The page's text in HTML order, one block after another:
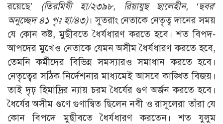
রয়েছে’
(তিরমিযী হা/২৩৯৮, রিয়াযুছ ছালেহীন, ‘ছবর’
অনুচ্ছেদ ৪১ পৃঃ হা/৪৩)। সুতরাং নেতাকে নেতৃত্ব দানের সময়
যে কোন কষ্ট, মুছীবতে ধৈর্যধারণ করতে হবে। শত বিপদ-
আপদের মুখেও নেতাকে যেমন অসীম ধৈর্যধারণ করতে হবে,
তেমনি কর্মীদের বিভিন্ন সমস্যারও সমাধান করতে হবে।
নেতৃত্বের সঠিক নির্দেশনার মাধ্যমেই আসবে কাঙ্খিত বিজয়।
তাই দৃঢ় হিমাদ্রির ন্যায় চরম ধৈর্যের গুণ অর্জন করতে হবে।
ধৈর্যের অসীম গুণে গুণান্বিত ছিলেন নবী ও রাসূলেরা তাঁরা যে
কোন বিপদে মুছীবতে ধৈর্যধারণ করতেন। শত যুলুম